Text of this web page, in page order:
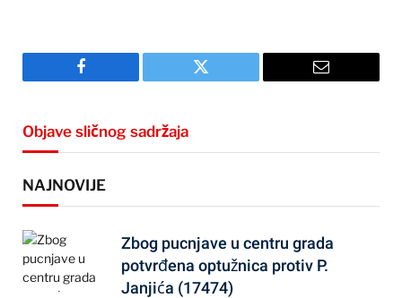
Facebook Twitter Email
Objave sličnog sadržaja
NAJNOVIJE
Zbog pucnjave u centru grada
potvrđena optužnica protiv P.
Janjića (17474)